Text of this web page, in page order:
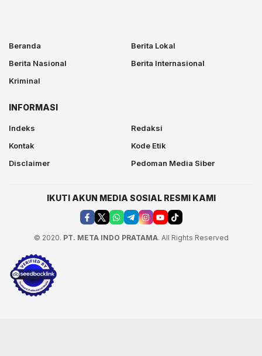
Beranda
Berita Lokal
Berita Nasional
Berita Internasional
Kriminal
INFORMASI
Indeks
Redaksi
Kontak
Kode Etik
Disclaimer
Pedoman Media Siber
IKUTI AKUN MEDIA SOSIAL RESMI KAMI
© 2020. PT. META INDO PRATAMA. All Rights Reserved